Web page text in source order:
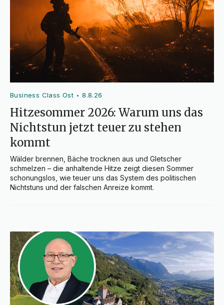
Business Class Ost •8.8.26
Hitzesommer 2026: Warum uns das
Nichtstun jetzt teuer zu stehen
kommt
Wälder brennen, Bäche trocknen aus und Gletscher
schmelzen – die anhaltende Hitze zeigt diesen Sommer
schonungslos, wie teuer uns das System des politischen
Nichtstuns und der falschen Anreize kommt.